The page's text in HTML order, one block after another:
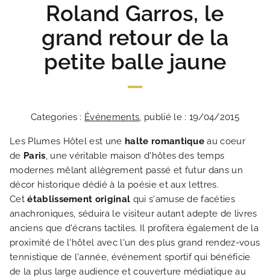
Roland Garros, le
grand retour de la
petite balle jaune
Categories : Événements, publié le : 19/04/2015
Les Plumes Hôtel est une halte romantique au coeur
de Paris, une véritable maison d'hôtes des temps
modernes mêlant allègrement passé et futur dans un
décor historique dédié à la poésie et aux lettres.
Cetétablissement original qui s'amuse de facéties
anachroniques, séduira le visiteur autant adepte de livres
anciens que d'écrans tactiles. Il profitera également de la
proximité de l'hôtel avec l'un des plus grand rendez-vous
tennistique de l'année, événement sportif qui bénéficie
de la plus large audience et couverture médiatique au